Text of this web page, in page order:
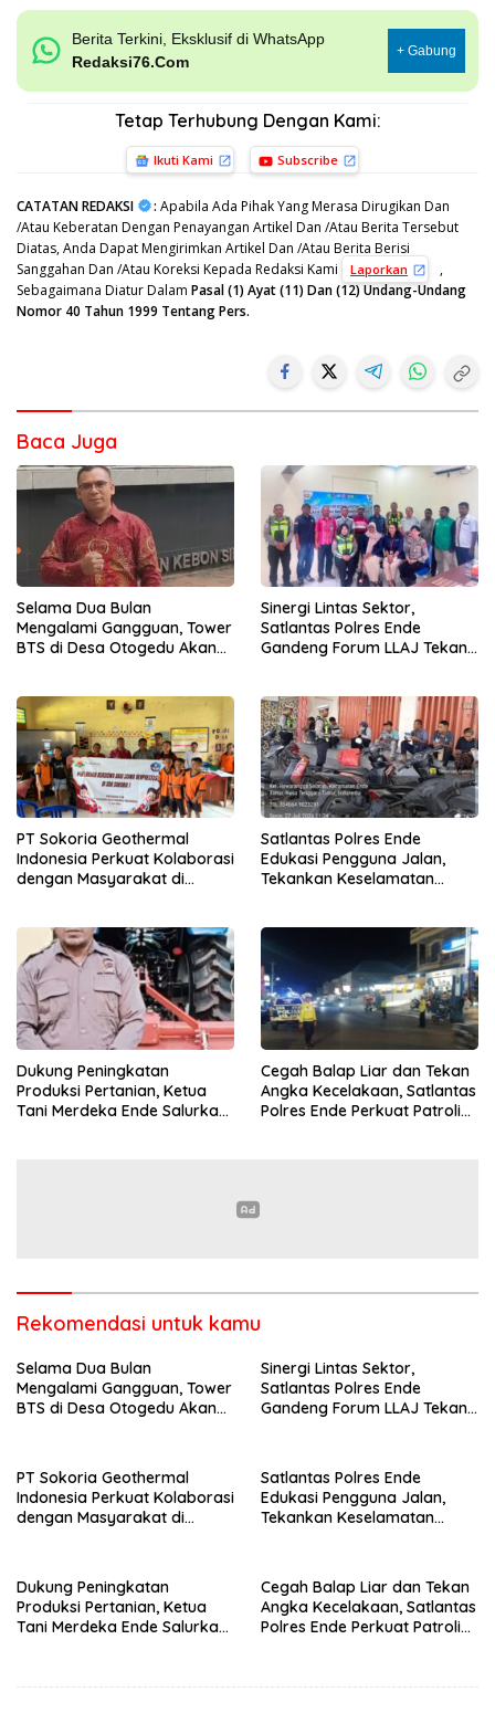
Berita Terkini, Eksklusif di WhatsApp
Redaksi76.Com
+ Gabung
Tetap Terhubung Dengan Kami:
Ikuti Kami Subscribe
CATATAN REDAKSI : Apabila Ada Pihak Yang Merasa Dirugikan Dan
/Atau Keberatan Dengan Penayangan Artikel Dan /Atau Berita Tersebut
Diatas, Anda Dapat Mengirimkan Artikel Dan /Atau Berita Berisi
Sanggahan Dan /Atau Koreksi Kepada Redaksi Kami
Laporkan
,
Sebagaimana Diatur Dalam Pasal (1) Ayat (11) Dan (12) Undang-Undang
Nomor 40 Tahun 1999 Tentang Pers.
Baca Juga
Selama Dua Bulan
Mengalami Gangguan, Tower
BTS di Desa Otogedu Akan
Sinergi Lintas Sektor,
Satlantas Polres Ende
Gandeng Forum LLAJ Tekan
PT Sokoria Geothermal
Indonesia Perkuat Kolaborasi
dengan Masyarakat di
Satlantas Polres Ende
Edukasi Pengguna Jalan,
Tekankan Keselamatan
Dukung Peningkatan
Produksi Pertanian, Ketua
Tani Merdeka Ende Salurkan
Cegah Balap Liar dan Tekan
Angka Kecelakaan, Satlantas
Polres Ende Perkuat Patroli
Rekomendasi untuk kamu
Selama Dua Bulan
Mengalami Gangguan, Tower
BTS di Desa Otogedu Akan
Sinergi Lintas Sektor,
Satlantas Polres Ende
Gandeng Forum LLAJ Tekan
PT Sokoria Geothermal
Indonesia Perkuat Kolaborasi
dengan Masyarakat di
Satlantas Polres Ende
Edukasi Pengguna Jalan,
Tekankan Keselamatan
Dukung Peningkatan
Produksi Pertanian, Ketua
Tani Merdeka Ende Salurkan
Cegah Balap Liar dan Tekan
Angka Kecelakaan, Satlantas
Polres Ende Perkuat Patroli